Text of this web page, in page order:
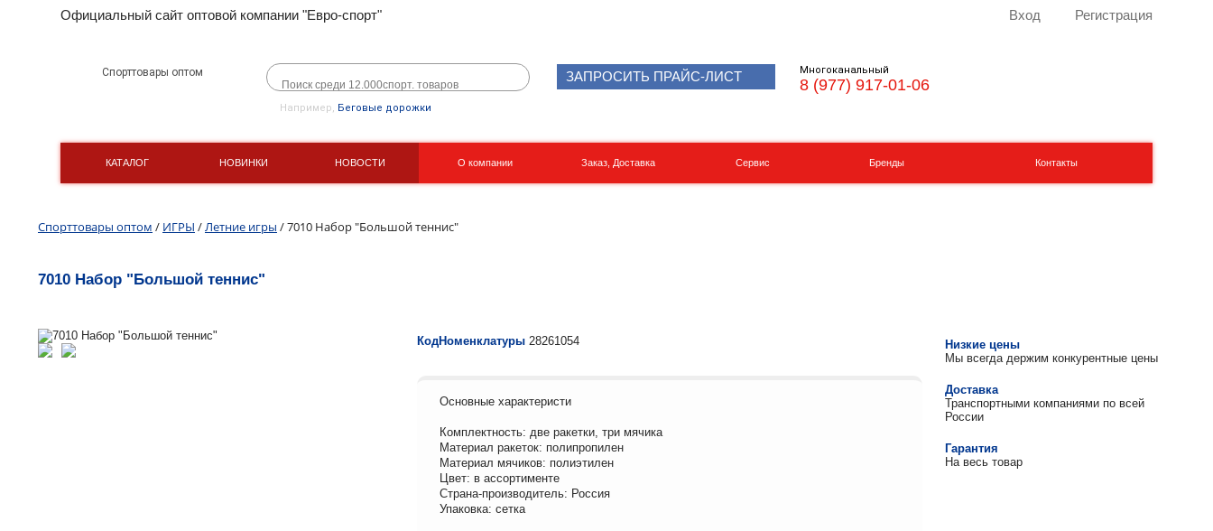
Официальный сайт оптовой компании "Евро-спорт" Вход Регистрация
Спорттовары оптом
Например, Беговые дорожки
ЗАПРОСИТЬ ПРАЙС-ЛИСТ Многоканальный
8 (977) 917-01-06
КАТАЛОГ НОВИНКИ НОВОСТИ О компании Заказ, Доставка Сервис Бренды Контакты
Спорттовары оптом / ИГРЫ / Летние игры / 7010 Набор "Большой теннис"
7010 Набор "Большой теннис"
КодНоменклатуры 28261054
Основные характеристи
Комплектность: две ракетки, три мячика
Материал ракеток: полипропилен
Материал мячиков: полиэтилен
Цвет: в ассортименте
Страна-производитель: Россия
Упаковка: сетка
Низкие цены
Мы всегда держим конкурентные цены
Доставка
Транспортными компаниями по всей
России
Гарантия
На весь товар